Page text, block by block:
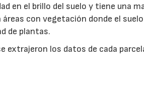
en el brillo del suelo y tiene una
con vegetación donde el
de plantas.
extrajeron los datos de cada